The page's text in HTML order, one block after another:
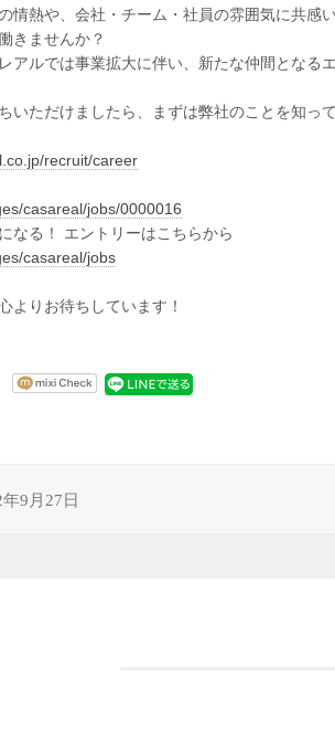
情熱や、会社・チーム・社員の雰囲気に共感
きませんか？
アルでは事業拡大に伴い、新たな仲間となる
いただけましたら、まずは弊社のことを知っ
recruit/career
casareal/jobs/0000016
なる！ エントリーはこちらから
casareal/jobs
よりお待ちしています！
年9月27日